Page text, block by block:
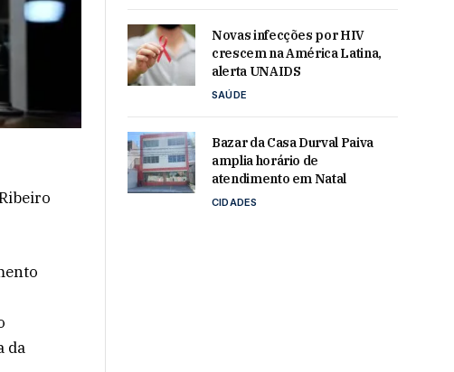
da
Novas infecções por HIV
crescem na América Latina,
alerta UNAIDS
SAÚDE
Bazar da Casa Durval Paiva
amplia horário de
atendimento em Natal
CIDADES